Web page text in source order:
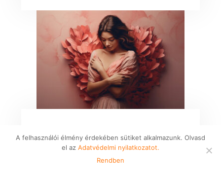
Love of Self - Önszeretet
A felhasználói élmény érdekében sütiket alkalmazunk. Olvasd
el az Adatvédelmi nyilatkozatot.
Rendben